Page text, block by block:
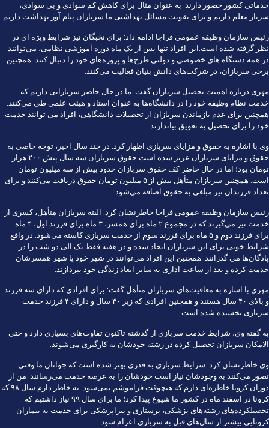
خدماتی کشور حضور دارند. به عنوان مثال برای کاهش کم سوادی و بی سوادی،
سرباز معلم داریم و برای تقویت مسائل بهداشتی ما سربازان پیام آور بهداشت داریم.
رئیس سازمان وظیفه عمومی فراجا ادامه داد: برای نخبگان نیز شرایط ویژه ای در
نظر گرفته شده است.این افراد تنها پس از یک ماه دوره آموزشی نظامی، می‌توانند
در همه دستگاه های خصوصی و دولتی طرح‌ها و پروژه‌های خود را دنبال کنند. همچنین
برخی سربازان، در شرکت‌های دانش بنیان فعالیت می‌کنند.
مهری درباره اهمیت تحصیل سربازان گفت: ما در حال حاضر سربازانی داریم که
خدمت نظام وظیفه خود را در دانشگاه‌ها به عنوان استاد و هیئت علمی طی می‌کنند.
همچنین برای عدم بازماندن سربازان از تحصیلات دانشگاهی، افراد می توانند خدمت
خود را برای تحصیل به تعویق بیاندازند.
وی با اشاره به حقوق و مزایای سربازی اظهار کرد: در چند سال اخیر، توجه خاصی به
حقوق و مزایای سربازان عزیز شده است.حقوق سربازان سه سال پیش ۲۰۰ هزار
تومان بود؛ اما در حال حاضر کف حقوق سربازان حدود بیش از سه میلیون تومان
است. همچنین سربازان متأهل بیش از ۵ میلیون تومان حقوق دریافت می‌کنند و برای
تعداد فرزندان نیز مبلغی به حقوق اضافه می‌شود.
رئیس سازمان وظیفه عمومی فراجا خاطرنشان کرد: البته سربازان متأهل، کسری از
خدمت نیز می‌گیرند که در مجموع ۲ ماه برای همسر، ۳ ماه برای فرزند اول، ۴ ماه
برای فرزند دوم و ۵ ماه برای فرزند سوم از خدمت سربازی کاسته می‌شود. در واقع
شرایط خوبی برای این سربازان ایجاد شده و در هفته فقط یک الی دو شب را در
پادگان‌ها می گذرانند. همچنین این افراد می‌توانند در شهر خود یا شهر همسرشان
خدمت کرده و بعد از ساعت اداری به سایر ابعاد زندگی خود بپردازند.
مهری با اشاره به معافیت‌های سربازان متأهل گفت: برای افرادی که دارای سه فرزند
و بالای ۴۰ سال هستند و همچنین افرادی که زیر ۴۰ سال و دارای ۴ فرزند خدمت
سربازی بخشیده شده است.
به گفته وی، شرایط خدمت سربازی از گذشته تاکنون تفاوت‌های بسیاری دارد و حتی
الامکان سربازان تحصیل کرده در رشته خودشان به کارگیری می‌شوند.
وی خاطرنشان کرد: شرایط سربازی به قدری بهتر شده است که جوانان ما وقتی
تصور می‌کنند به وجودشان نیاز است خودشان را به عرصه خدمت می‌رسانند. من از
دوران کرونا خاطره‌ای دارم که هیچوقت فراموشم نمی‌شود. به خاطر دارم سال ۹۸ که
کرونا در اسفند ماه در کشور ما شیوع پیدا کرد؛ ما برای سال ۹۹ نیاز داشتیم که
تحصیلکرده‌های رشته‌های پزشکی، پرستاری و پیراپزشکی برای خدمت به بیماران
کرونایی بیشتر از سال‌های قبل به سربازی اعزام شود.